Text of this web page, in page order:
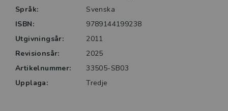
Språk:
Svenska
ISBN:
9789144199238
Utgivningsår:
2011
Revisionsår:
2025
Artikelnummer:
33505-SB03
Upplaga:
Tredje